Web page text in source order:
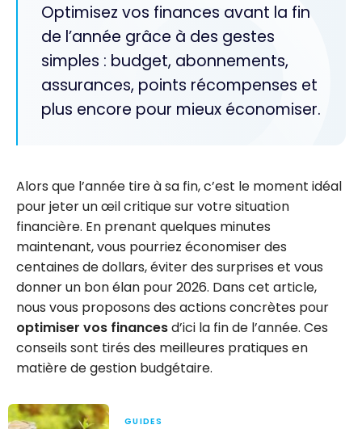
Optimisez vos finances avant la fin
de l’année grâce à des gestes
simples : budget, abonnements,
assurances, points récompenses et
plus encore pour mieux économiser.
Alors que l’année tire à sa fin, c’est le moment idéal
pour jeter un œil critique sur votre situation
financière. En prenant quelques minutes
maintenant, vous pourriez économiser des
centaines de dollars, éviter des surprises et vous
donner un bon élan pour 2026. Dans cet article,
nous vous proposons des actions concrètes pour
optimiser vos financesd’ici la fin de l’année. Ces
conseils sont tirés des meilleures pratiques en
matière de gestion budgétaire.
GUIDES